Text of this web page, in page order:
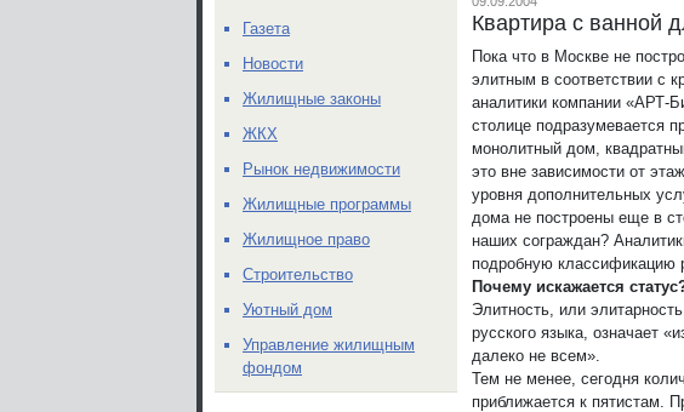
Квартира с ванной
Пока что в Москве не
элитным в соответствии с
аналитики компании «АРТ-
столице подразумевается
монолитный дом,
это вне зависимости от
уровня дополнительных
дома не построены еще в
наших сограждан?
подробную классификацию
Почему искажается
Элитность, или
русского языка, означает
далеко не всем».
Тем не менее, сегодня
приближается к пятистам.
Газета
Новости
Жилищные законы
ЖКХ
Рынок недвижимости
Жилищные программы
Жилищное право
Строительство
Уютный дом
Управление жилищным
фондом